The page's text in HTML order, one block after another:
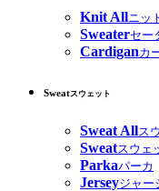
Knit Allニッ
Sweaterセー
Cardiganカ
Sweatスウェット
Sweat Allス
Sweatスウェ
Parkaパーカ
Jerseyジャー